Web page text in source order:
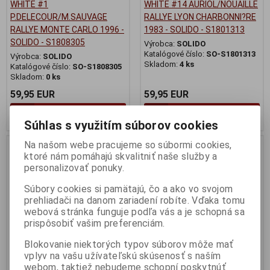
WHITE #1
P.DELECOUR/M.SAUVAGE
RALLYE MONTE CARLO 1996 -
SOLIDO - S1808305
Výrobca: SOLIDO
Katalógové číslo: SO-S1808305
Skladom: 0 ks
59,95 EUR
WHITE #14 AURIOL/NOUAILLE
RALLYE LYON CHARBONNI?RE
1983 - SOLIDO - S1801313
Výrobca: SOLIDO
Katalógové číslo: SO-S1801313
Skladom: 4 ks
59,95 EUR
Nie ja na sklade
Súhlas s využitím súborov cookies
Na našom webe pracujeme so súbormi cookies,
ktoré nám pomáhajú skvalitniť naše služby a
personalizovať ponuky.
Súbory cookies si pamätajú, čo a ako vo svojom
prehliadači na danom zariadení robíte. Vďaka tomu
webová stránka funguje podľa vás a je schopná sa
prispôsobiť vašim preferenciám.
Blokovanie niektorých typov súborov môže mať
vplyv na vašu užívateľskú skúsenosť s naším
webom, taktiež nebudeme schopní poskytnúť